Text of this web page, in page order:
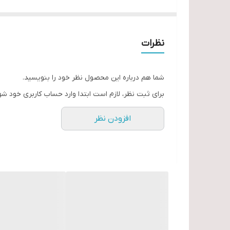
نظرات
شما هم درباره این محصول نظر خود را بنویسید.
برای ثبت نظر، لازم است ابتدا وارد حساب کاربری خود
افزودن نظر